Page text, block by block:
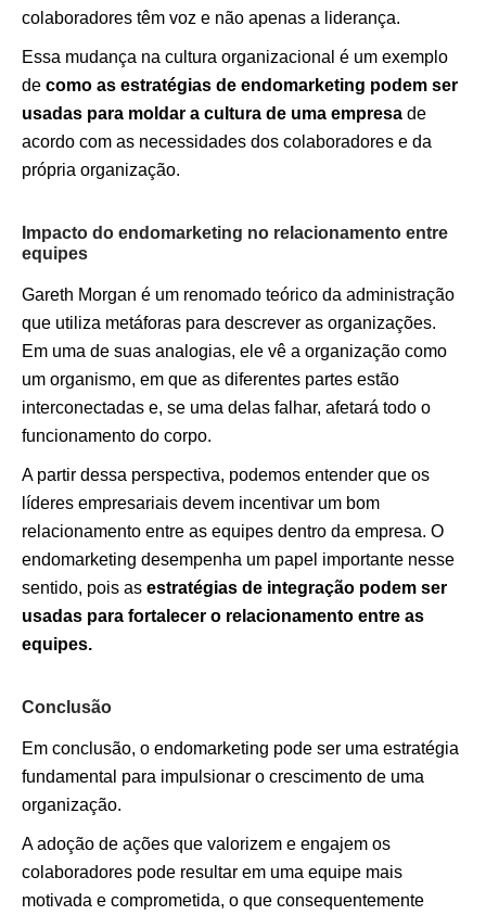
colaboradores têm voz e não apenas a liderança.
Essa mudança na cultura organizacional é um exemplo
de como as estratégias de endomarketing podem ser
usadas para moldar a cultura de uma empresa de
acordo com as necessidades dos colaboradores e da
própria organização.
Impacto do endomarketing no relacionamento entre
equipes
Gareth Morgan é um renomado teórico da administração
que utiliza metáforas para descrever as organizações.
Em uma de suas analogias, ele vê a organização como
um organismo, em que as diferentes partes estão
interconectadas e, se uma delas falhar, afetará todo o
funcionamento do corpo.
A partir dessa perspectiva, podemos entender que os
líderes empresariais devem incentivar um bom
relacionamento entre as equipes dentro da empresa. O
endomarketing desempenha um papel importante nesse
sentido, pois as estratégias de integração podem ser
usadas para fortalecer o relacionamento entre as
equipes.
Conclusão
Em conclusão, o endomarketing pode ser uma estratégia
fundamental para impulsionar o crescimento de uma
organização.
A adoção de ações que valorizem e engajem os
colaboradores pode resultar em uma equipe mais
motivada e comprometida, o que consequentemente